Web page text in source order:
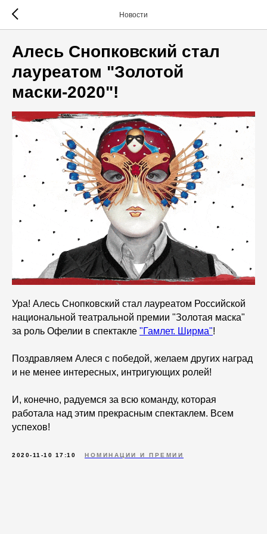
Новости
Алесь Снопковский стал
лауреатом "Золотой
маски-2020"!
Ура! Алесь Снопковский стал лауреатом Российской
национальной театральной премии "Золотая маска"
за роль Офелии в спектакле "Гамлет. Ширма"!
Поздравляем Алеся с победой, желаем других наград
и не менее интересных, интригующих ролей!
И, конечно, радуемся за всю команду, которая
работала над этим прекрасным спектаклем. Всем
успехов!
2020-11-10 17:10 НОМИНАЦИИ И ПРЕМИИ